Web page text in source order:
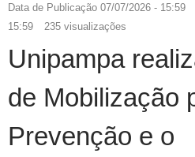
Data de Publicação 07/07/2026 - 15:59
15:59
235 visualizações
Unipampa
de Mobilização
Prevenção e o